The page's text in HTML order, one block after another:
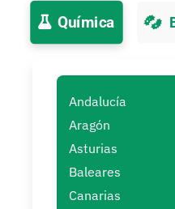
Química
Andalucía
Aragón
Asturias
Baleares
Canarias